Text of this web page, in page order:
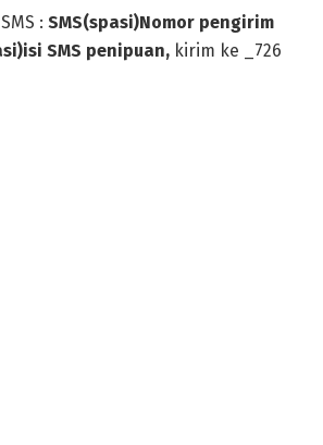
: SMS(spasi)Nomor pengirim
SMS penipuan, kirim ke _726